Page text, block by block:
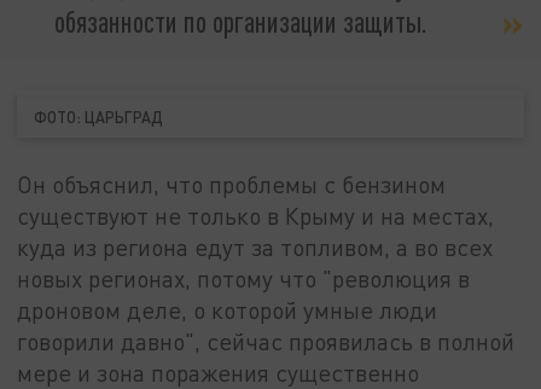
обязанности по организации защиты.
ФОТО: ЦАРЬГРАД
Он объяснил, что проблемы с бензином
существуют не только в Крыму и на местах,
куда из региона едут за топливом, а во всех
новых регионах, потому что "революция в
дроновом деле, о которой умные люди
говорили давно", сейчас проявилась в полной
мере и зона поражения существенно